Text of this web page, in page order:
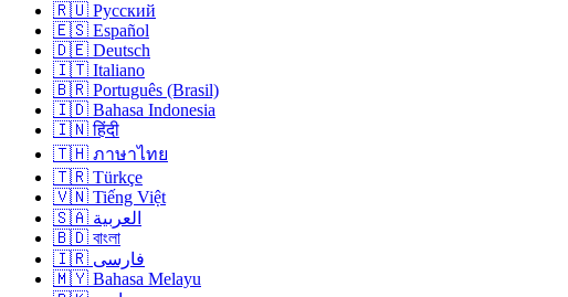
🇷🇺 Русский
🇪🇸 Español
🇩🇪 Deutsch
🇮🇹 Italiano
🇧🇷 Português (Brasil)
🇮🇩 Bahasa Indonesia
🇮🇳 हिंदी
🇹🇭 ภาษาไทย
🇹🇷 Türkçe
🇻🇳 Tiếng Việt
🇸🇦 العربية
🇧🇩 বাংলা
🇮🇷 فارسی
🇲🇾 Bahasa Melayu